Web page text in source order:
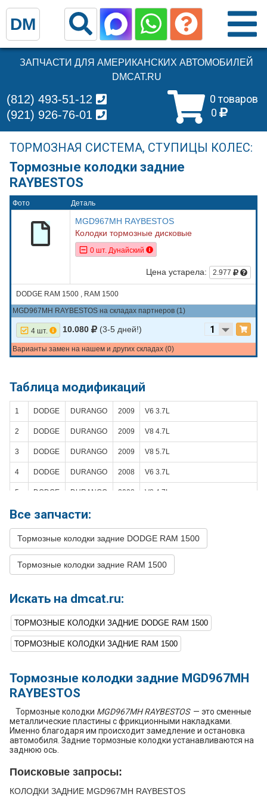
ЗАПЧАСТИ ДЛЯ АМЕРИКАНСКИХ АВТОМОБИЛЕЙ
DMCAT.RU
0 товаров
0
(812) 493-51-12
(921) 926-76-01
ТОРМОЗНАЯ СИСТЕМА, СТУПИЦЫ КОЛЕС:
Тормозные колодки задние
RAYBESTOS
Фото Деталь
MGD967MH RAYBESTOS
Колодки тормозные дисковые
0 шт. Дунайский
Цена устарела: 2.977
DODGE RAM 1500 , RAM 1500
MGD967MH RAYBESTOS на складах партнеров (1)
4 шт. 10.080 (3-5 дней!)
Варианты замен на нашем и других складах (0)
Таблица модификаций
1 DODGE DURANGO 2009 V6 3.7L
2 DODGE DURANGO 2009 V8 4.7L
3 DODGE DURANGO 2009 V8 5.7L
4 DODGE DURANGO 2008 V6 3.7L
5 DODGE DURANGO 2008 V8 4.7L
6 DODGE DURANGO
8 DODGE DURANGO 2007 V8 4.7L
9 DODGE DURANGO 2007 V8 5.7L
10 DURANGO
11 DODGE DURANGO 2006 V8 4.7L
12 DODGE DURANGO 2005 V6 3.7L
14 DODGE DURANGO 2004 V8 4.7L
15 DODGE DURANGO
16 DODGE DURANGO 2003 V8 5.9L
17 DODGE RAM 1500 2010 V6 3.7L
18
19 DODGE RAM 1500 2010
DODGE
Все запчасти:
Тормозные колодки задние DODGE RAM 1500
Тормозные колодки задние RAM 1500
Искать на dmcat.ru:
ТОРМОЗНЫЕ КОЛОДКИ ЗАДНИЕ DODGE RAM 1500
ТОРМОЗНЫЕ КОЛОДКИ ЗАДНИЕ RAM 1500
Тормозные колодки задние MGD967MH
RAYBESTOS
Тормозные колодки MGD967MH RAYBESTOS— это сменные
металлические пластины с фрикционными накладками.
Именно благодаря им происходит замедление и остановка
автомобиля. Задние тормозные колодки устанавливаются на
заднюю ось.
Поисковые запросы:
КОЛОДКИ ЗАДНИЕ MGD967MH RAYBESTOS
DM